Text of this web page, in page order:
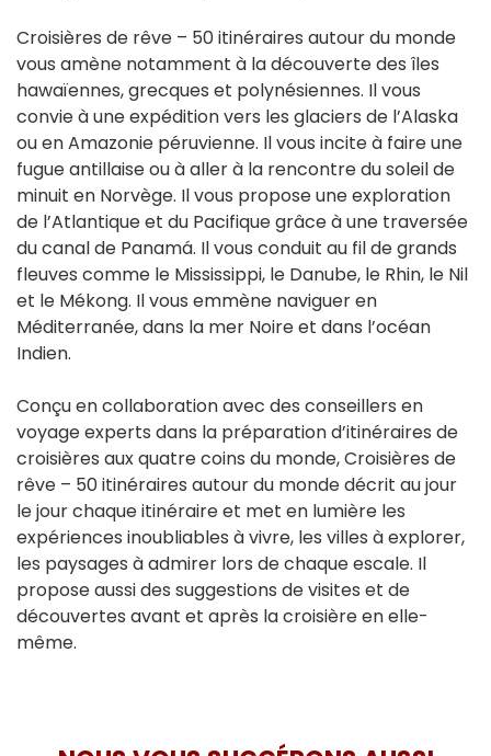
Croisières de rêve – 50 itinéraires autour du monde
vous amène notamment à la découverte des îles
hawaïennes, grecques et polynésiennes. Il vous
convie à une expédition vers les glaciers de l’Alaska
ou en Amazonie péruvienne. Il vous incite à faire une
fugue antillaise ou à aller à la rencontre du soleil de
minuit en Norvège. Il vous propose une exploration
de l’Atlantique et du Pacifique grâce à une traversée
du canal de Panamá. Il vous conduit au fil de grands
fleuves comme le Mississippi, le Danube, le Rhin, le Nil
et le Mékong. Il vous emmène naviguer en
Méditerranée, dans la mer Noire et dans l’océan
Indien.
Conçu en collaboration avec des conseillers en
voyage experts dans la préparation d’itinéraires de
croisières aux quatre coins du monde, Croisières de
rêve – 50 itinéraires autour du monde décrit au jour
le jour chaque itinéraire et met en lumière les
expériences inoubliables à vivre, les villes à explorer,
les paysages à admirer lors de chaque escale. Il
propose aussi des suggestions de visites et de
découvertes avant et après la croisière en elle-
même.